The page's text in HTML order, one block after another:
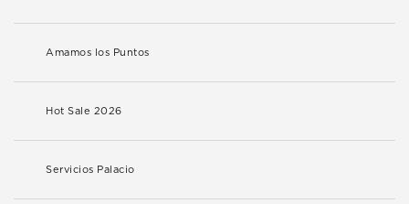
Amamos los Puntos
Hot Sale 2026
Servicios Palacio